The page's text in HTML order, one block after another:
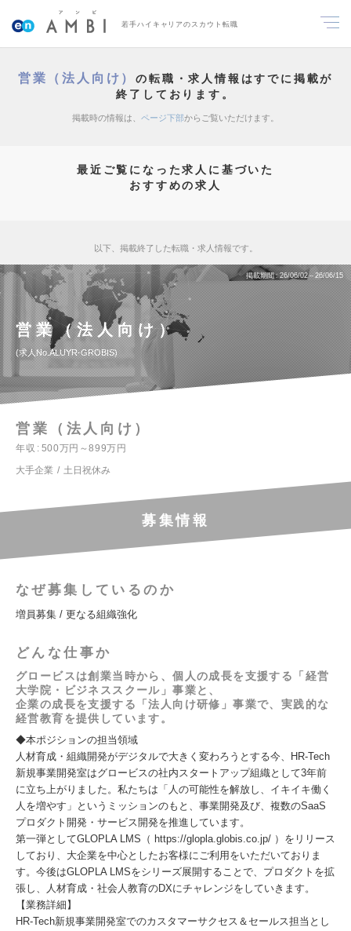
若手ハイキャリアのスカウト転職
営業（法人向け）の転職・求人情報はすでに掲載が
終了しております。
掲載時の情報は、 ページ下部からご覧いただけます。
最近ご覧になった求人に基づいた
おすすめの求人
以下、掲載終了した転職・求人情報です。
掲載期間 26/06/02～26/06/15
営業（法人向け）
求人No.ALUYR-GROBIS
営業（法人向け）
年収
500万円～899万円
大手企業
土日祝休み
募集情報
なぜ募集しているのか
増員募集 / 更なる組織強化
どんな仕事か
グロービスは創業当時から、個人の成長を支援する「経営
大学院・ビジネススクール」事業と、
企業の成長を支援する「法人向け研修」事業で、実践的な
経営教育を提供しています。
◆本ポジションの担当領域
人材育成・組織開発がデジタルで大きく変わろうとする今、HR-Tech
新規事業開発室はグロービスの社内スタートアップ組織として3年前
に立ち上がりました。私たちは「人の可能性を解放し、イキイキ働く
人を増やす」というミッションのもと、事業開発及び、複数のSaaS
プロダクト開発・サービス開発を推進しています。
第一弾としてGLOPLA LMS（ https://glopla.globis.co.jp/ ）をリリース
しており、大企業を中心としたお客様にご利用をいただいておりま
す。今後はGLOPLA LMSをシリーズ展開することで、プロダクトを拡
張し、人材育成・社会人教育のDXにチャレンジをしていきます。
【業務詳細】
HR-Tech新規事業開発室でのカスタマーサクセス＆セールス担当とし